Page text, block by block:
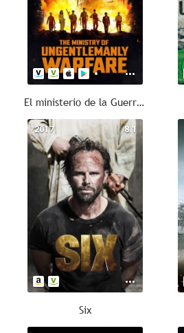
El ministerio de la Guerra Sucia
8.1
2017
Six